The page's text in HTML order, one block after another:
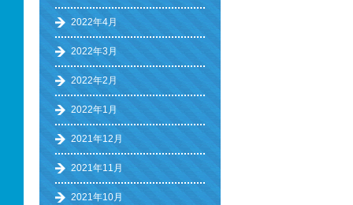
2022年4月
2022年3月
2022年2月
2022年1月
2021年12月
2021年11月
2021年10月